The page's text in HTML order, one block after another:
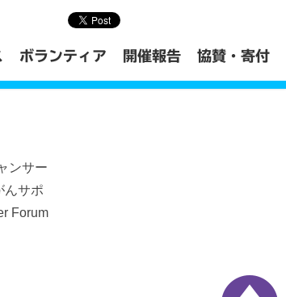
ボランティア 開催報告 協賛・寄付
ンサー
んサポ
Forum